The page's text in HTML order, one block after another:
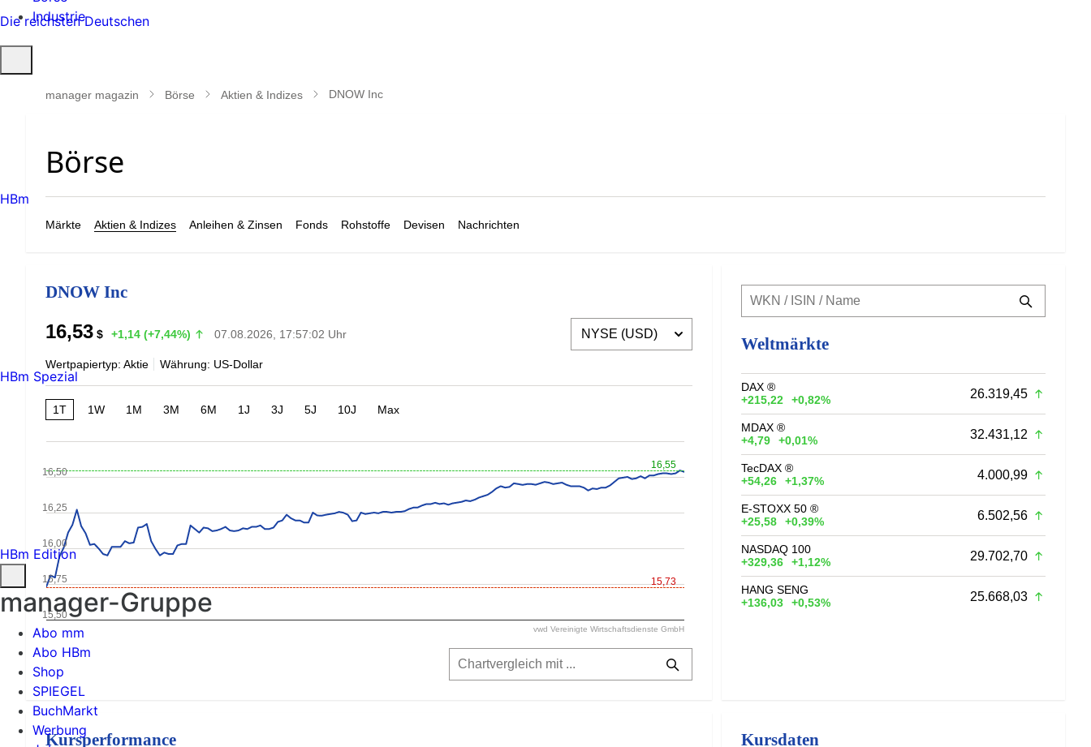
Industrie
öffnen
manager magazin Börse Aktien & Indizes DNOW Inc
Märkte Aktien & Indizes Anleihen & Zinsen Fonds Rohstoffe Devisen Nachrichten
DNOW Inc
16,53 $ +1,14 (+7,44%) 07.08.2026, 17:57:02 Uhr
Wertpapiertyp: Aktie Währung: US-Dollar
1T 1W 1M 3M 6M 1J 3J 5J 10J Max
16,55
15,73
15,50
15,75
16,00
16,25
16,50
vwd Vereinigte Wirtschaftsdienste GmbH
Weltmärkte
DAX ®
+215,22
+0,82% 26.319,45
MDAX ®
+4,79
+0,01% 32.431,12
TecDAX ®
+54,26
+1,37% 4.000,99
E-STOXX 50 ®
+25,58
+0,39% 6.502,56
NASDAQ 100
+329,36
+1,12% 29.702,70
HANG SENG
+136,03
+0,53% 25.668,03
Kursperformance Kursdaten
Die reichsten Deutschen
HBm
HBm Spezial
HBm Edition
manager-Gruppe
Abo mm
Abo HBm
Shop
SPIEGEL
BuchMarkt
Werbung